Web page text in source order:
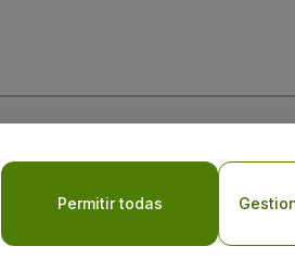
laPolítica de Privacidad para Móviles
Permitir todas